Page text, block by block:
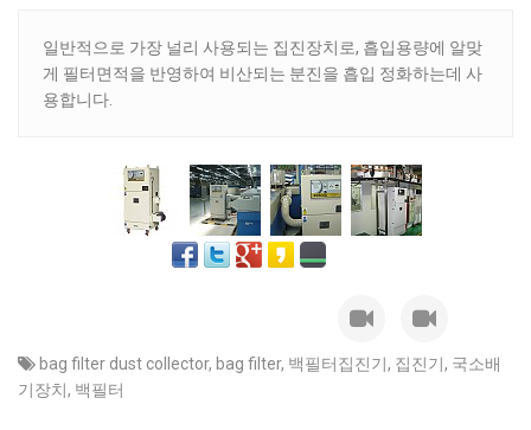
일반적으로 가장 널리 사용되는 집진장치로, 흡입용량에 알맞
게 필터면적을 반영하여 비산되는 분진을 흡입 정화하는데 사
용합니다.
bag filter dust collector, bag filter, 백필터집진기, 집진기, 국소배
기장치, 백필터